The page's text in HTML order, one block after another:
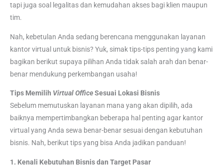
tapi juga soal legalitas dan kemudahan akses bagi klien maupun
tim.
Nah, kebetulan Anda sedang berencana menggunakan layanan
kantor virtual untuk bisnis? Yuk, simak tips-tips penting yang kami
bagikan berikut supaya pilihan Anda tidak salah arah dan benar-
benar mendukung perkembangan usaha!
Tips Memilih Virtual OfficeSesuai Lokasi Bisnis
Sebelum memutuskan layanan mana yang akan dipilih, ada
baiknya mempertimbangkan beberapa hal penting agar kantor
virtual yang Anda sewa benar-benar sesuai dengan kebutuhan
bisnis. Nah, berikut tips yang bisa Anda jadikan panduan!
1. Kenali Kebutuhan Bisnis dan Target Pasar